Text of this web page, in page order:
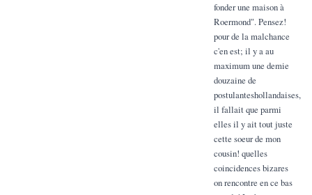
fonder une maison à
Roermond". Pensez!
pour de la malchance
c'en est; il y a au
maximum une demie
douzaine de
postulanteshollandaises,
il fallait que parmi
elles il y ait tout juste
cette soeur de mon
cousin! quelles
coincidences bizares
on rencontre en ce bas